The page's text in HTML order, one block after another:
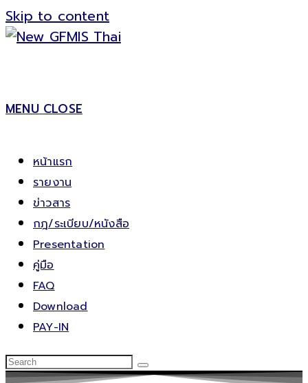
Skip to content
MENU CLOSE
หน้าแรก
รายงาน
ข่าวสาร
กฎ/ระเบียบ/หนังสือ
Presentation
คู่มือ
FAQ
Download
PAY-IN